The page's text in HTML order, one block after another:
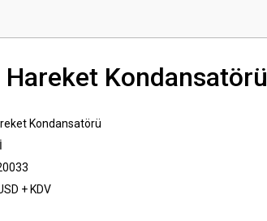
Kondansatörü
Kondansatörü
+ KDV